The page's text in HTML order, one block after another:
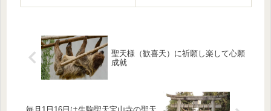
聖天様（歓喜天）に祈願し楽して心願
成就